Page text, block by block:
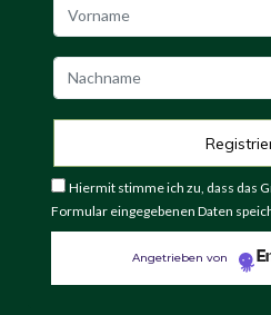
Hiermit stimme ich zu, dass das
Formular eingegebenen Daten
Angetrieben von